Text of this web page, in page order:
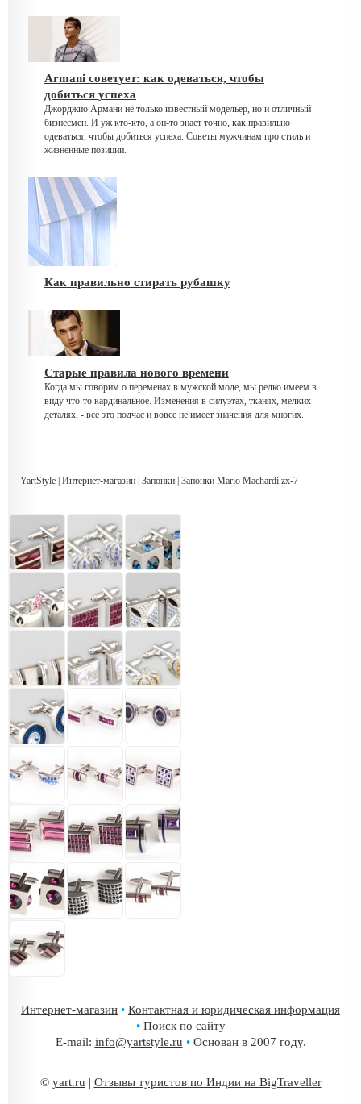
Armani советует: как одеваться, чтобы
добиться успеха
Джорджио Армани не только известный модельер, но и отличный
бизнесмен. И уж кто-кто, а он-то знает точно, как правильно
одеваться, чтобы добиться успеха. Советы мужчинам про стиль и
жизненные позиции.
Как правильно стирать рубашку
Старые правила нового времени
Когда мы говорим о переменах в мужской моде, мы редко имеем в
виду что-то кардинальное. Изменения в силуэтах, тканях, мелких
деталях, - все это подчас и вовсе не имеет значения для многих.
YartStyle Интернет-магазин Запонки | Запонки Mario Machardi zx-7
Интернет-магазин • Контактная и юридическая информация
• Поиск по сайту
E-mail: info@yartstyle.ru •Основан в 2007 году.
© yart.ru | Отзывы туристов по Индии на BigTraveller